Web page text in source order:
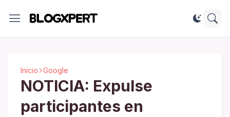
Inicio Google
NOTICIA: Expulse
participantes en